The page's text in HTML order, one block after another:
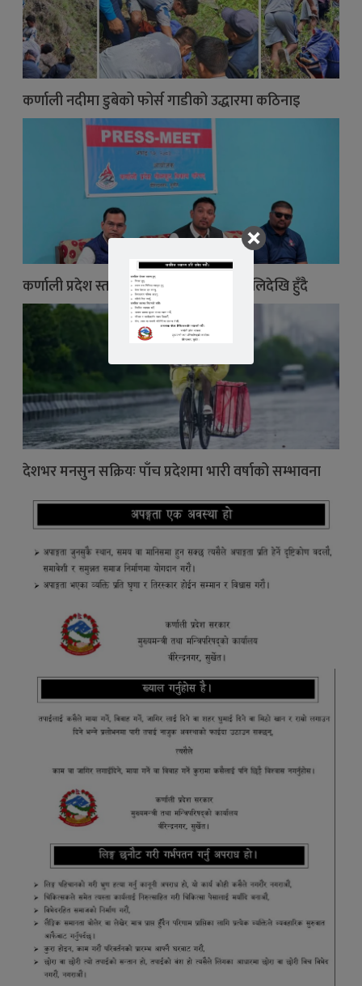
कर्णाली नदीमा डुबेको फोर्स गाडीको उद्धारमा कठिनाइ
कर्णाली प्रदेश स्तरीय फुटबल प्रतियोगिता भोलिदेखि हुँदै
देशभर मनसुन सक्रियः पाँच प्रदेशमा भारी वर्षाको सम्भावना